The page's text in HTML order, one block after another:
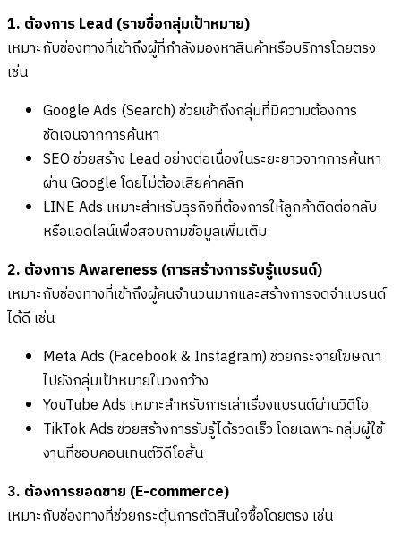
1. ต้องการ Lead (รายชื่อกลุ่มเป้าหมาย)
เหมาะกับช่องทางที่เข้าถึงผู้ที่กำลังมองหาสินค้าหรือบริการโดยตรง
เช่น
Google Ads (Search) ช่วยเข้าถึงกลุ่มที่มีความต้องการ
ชัดเจนจากการค้นหา
SEO ช่วยสร้าง Lead อย่างต่อเนื่องในระยะยาวจากการค้นหา
ผ่าน Google โดยไม่ต้องเสียค่าคลิก
LINE Ads เหมาะสำหรับธุรกิจที่ต้องการให้ลูกค้าติดต่อกลับ
หรือแอดไลน์เพื่อสอบถามข้อมูลเพิ่มเติม
2. ต้องการ Awareness (การสร้างการรับรู้แบรนด์)
เหมาะกับช่องทางที่เข้าถึงผู้คนจำนวนมากและสร้างการจดจำแบรนด์
ได้ดี เช่น
Meta Ads (Facebook & Instagram) ช่วยกระจายโฆษณา
ไปยังกลุ่มเป้าหมายในวงกว้าง
YouTube Ads เหมาะสำหรับการเล่าเรื่องแบรนด์ผ่านวิดีโอ
TikTok Ads ช่วยสร้างการรับรู้ได้รวดเร็ว โดยเฉพาะกลุ่มผู้ใช้
งานที่ชอบคอนเทนต์วิดีโอสั้น
3. ต้องการยอดขาย (E-commerce)
เหมาะกับช่องทางที่ช่วยกระตุ้นการตัดสินใจซื้อโดยตรง เช่น